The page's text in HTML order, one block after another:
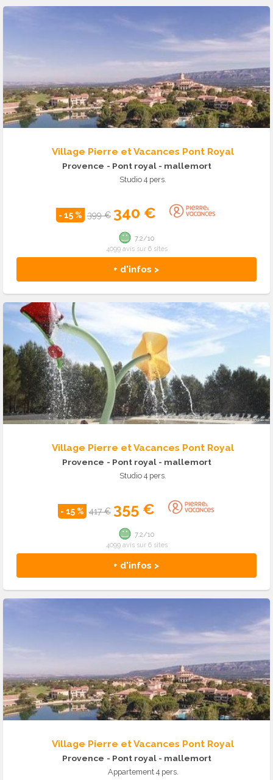
Village Pierre et Vacances Pont Royal
Provence - Pont royal - mallemort
Studio 4 pers.
- 15 % 399 € 340 €
+ d'infos >
7.2/10
4099 avis sur 6 sites
Village Pierre et Vacances Pont Royal
Provence - Pont royal - mallemort
Studio 4 pers.
- 15 % 417 € 355 €
+ d'infos >
7.2/10
4099 avis sur 6 sites
Village Pierre et Vacances Pont Royal
Provence - Pont royal - mallemort
Appartement 4 pers.